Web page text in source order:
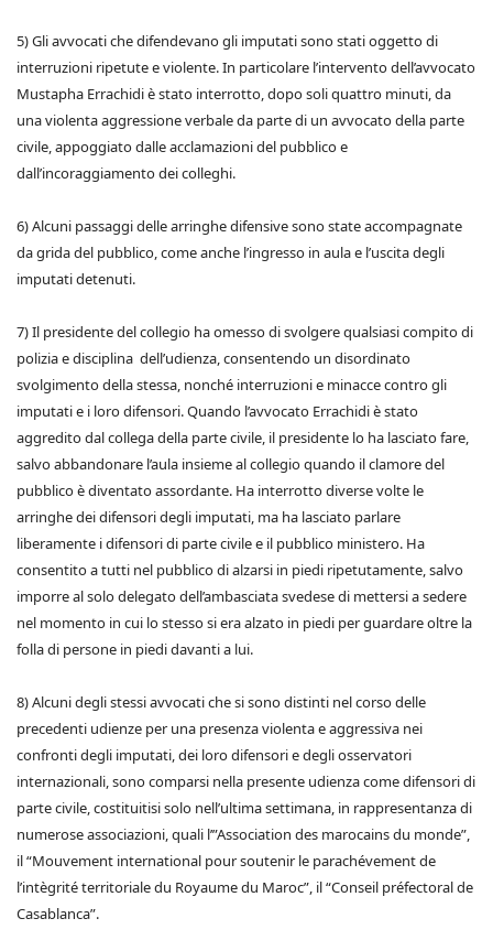
5) Gli avvocati che difendevano gli imputati sono stati oggetto di
interruzioni ripetute e violente. In particolare l’intervento dell’avvocato
Mustapha Errachidi è stato interrotto, dopo soli quattro minuti, da
una violenta aggressione verbale da parte di un avvocato della parte
civile, appoggiato dalle acclamazioni del pubblico e
dall’incoraggiamento dei colleghi.
6) Alcuni passaggi delle arringhe difensive sono state accompagnate
da grida del pubblico, come anche l’ingresso in aula e l’uscita degli
imputati detenuti.
7) Il presidente del collegio ha omesso di svolgere qualsiasi compito di
polizia e disciplina dell’udienza, consentendo un disordinato
svolgimento della stessa, nonché interruzioni e minacce contro gli
imputati e i loro difensori. Quando l’avvocato Errachidi è stato
aggredito dal collega della parte civile, il presidente lo ha lasciato fare,
salvo abbandonare l’aula insieme al collegio quando il clamore del
pubblico è diventato assordante. Ha interrotto diverse volte le
arringhe dei difensori degli imputati, ma ha lasciato parlare
liberamente i difensori di parte civile e il pubblico ministero. Ha
consentito a tutti nel pubblico di alzarsi in piedi ripetutamente, salvo
imporre al solo delegato dell’ambasciata svedese di mettersi a sedere
nel momento in cui lo stesso si era alzato in piedi per guardare oltre la
folla di persone in piedi davanti a lui.
8) Alcuni degli stessi avvocati che si sono distinti nel corso delle
precedenti udienze per una presenza violenta e aggressiva nei
confronti degli imputati, dei loro difensori e degli osservatori
internazionali, sono comparsi nella presente udienza come difensori di
parte civile, costituitisi solo nell’ultima settimana, in rappresentanza di
numerose associazioni, quali l’”Association des marocains du monde”,
il “Mouvement international pour soutenir le parachévement de
l’intègrité territoriale du Royaume du Maroc”, il “Conseil préfectoral de
Casablanca”.